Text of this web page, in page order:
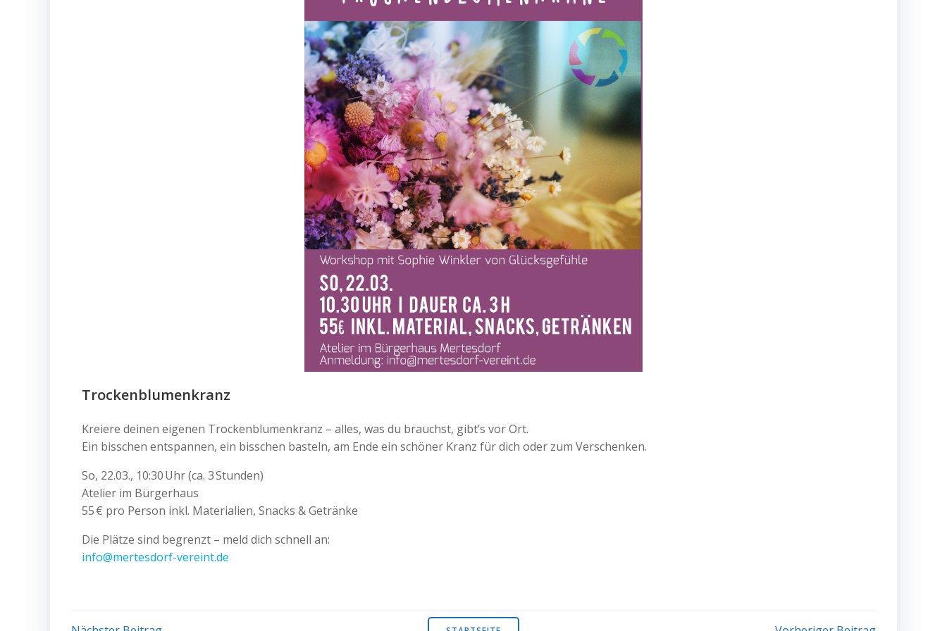
Trockenblumenkranz
Kreiere deinen eigenen Trockenblumenkranz – alles, was du brauchst, gibt’s vor Ort.
Ein bisschen entspannen, ein bisschen basteln, am Ende ein schöner Kranz für dich oder zum Verschenken.
So, 22.03., 10:30 Uhr (ca. 3 Stunden)
Atelier im Bürgerhaus
55 € pro Person inkl. Materialien, Snacks & Getränke
Die Plätze sind begrenzt – meld dich schnell an:
info@mertesdorf-vereint.de